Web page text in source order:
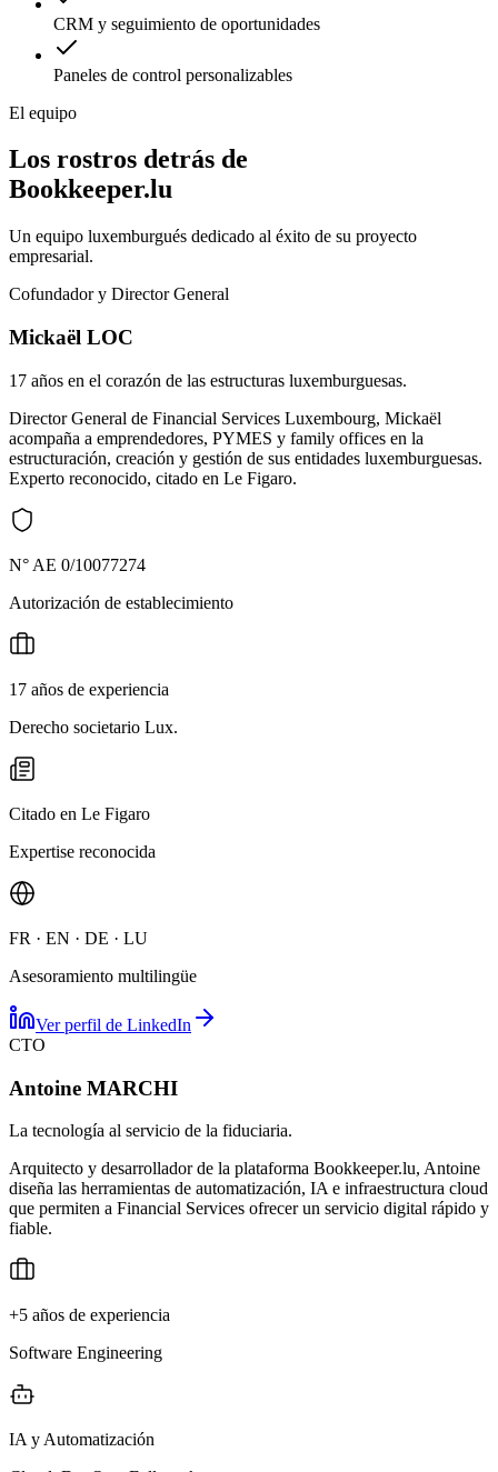
CRM y seguimiento de oportunidades
Paneles de control personalizables
El equipo
Los rostros detrás de
Bookkeeper.lu
Un equipo luxemburgués dedicado al éxito de su proyecto
empresarial.
Cofundador y Director General
Mickaël LOC
17 años en el corazón de las estructuras luxemburguesas.
Director General de Financial Services Luxembourg, Mickaël
acompaña a emprendedores, PYMES y family offices en la
estructuración, creación y gestión de sus entidades luxemburguesas.
Experto reconocido, citado en Le Figaro.
N° AE 0/10077274
Autorización de establecimiento
17 años de experiencia
Derecho societario Lux.
Citado en Le Figaro
Expertise reconocida
FR · EN · DE · LU
Asesoramiento multilingüe
Ver perfil de LinkedIn
CTO
Antoine MARCHI
La tecnología al servicio de la fiduciaria.
Arquitecto y desarrollador de la plataforma Bookkeeper.lu, Antoine
diseña las herramientas de automatización, IA e infraestructura cloud
que permiten a Financial Services ofrecer un servicio digital rápido y
fiable.
+5 años de experiencia
Software Engineering
IA y Automatización